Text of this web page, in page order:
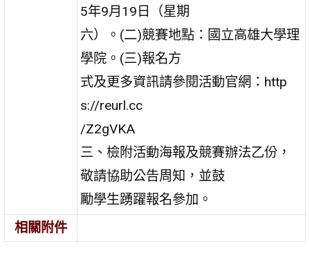
5年9月19日（星期
六）。(二)競賽地點：國立高雄大學理
學院。(三)報名方
式及更多資訊請參閱活動官網：http
s://reurl.cc
/Z2gVKA
三、檢附活動海報及競賽辦法乙份，
敬請協助公告周知，並鼓
勵學生踴躍報名參加。
相關附件